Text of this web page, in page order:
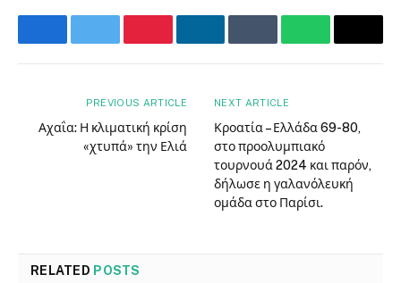
FacebookTwitterPinterestLinkedInTumblrWhatsApp
Email
PREVIOUS ARTICLE
Αχαΐα: Η κλιματική κρίση
«χτυπά» την Ελιά
NEXT ARTICLE
Κροατία – Ελλάδα 69-80,
στο προολυμπιακό
τουρνουά 2024 και παρόν,
δήλωσε η γαλανόλευκή
ομάδα στο Παρίσι.
RELATED POSTS